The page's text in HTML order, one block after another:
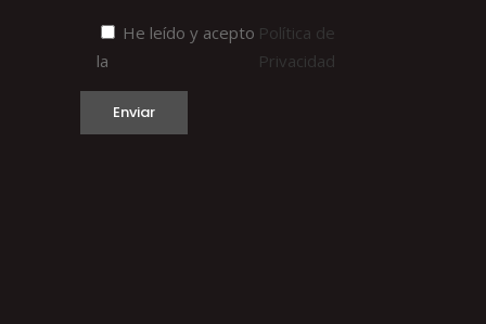
He leído y acepto
la
Política de
Privacidad